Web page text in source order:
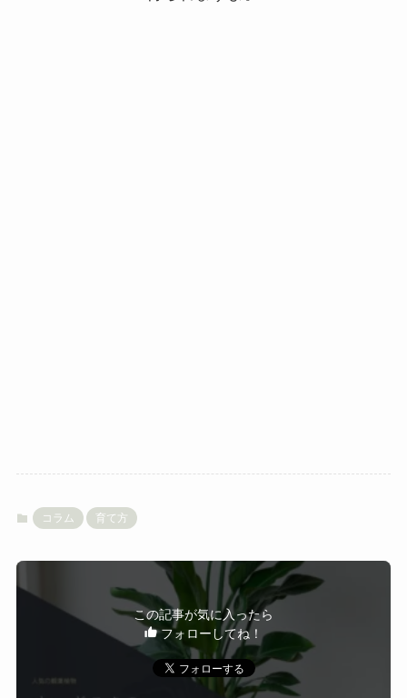
コラム 育て方
この記事が気に入ったら
フォローしてね！